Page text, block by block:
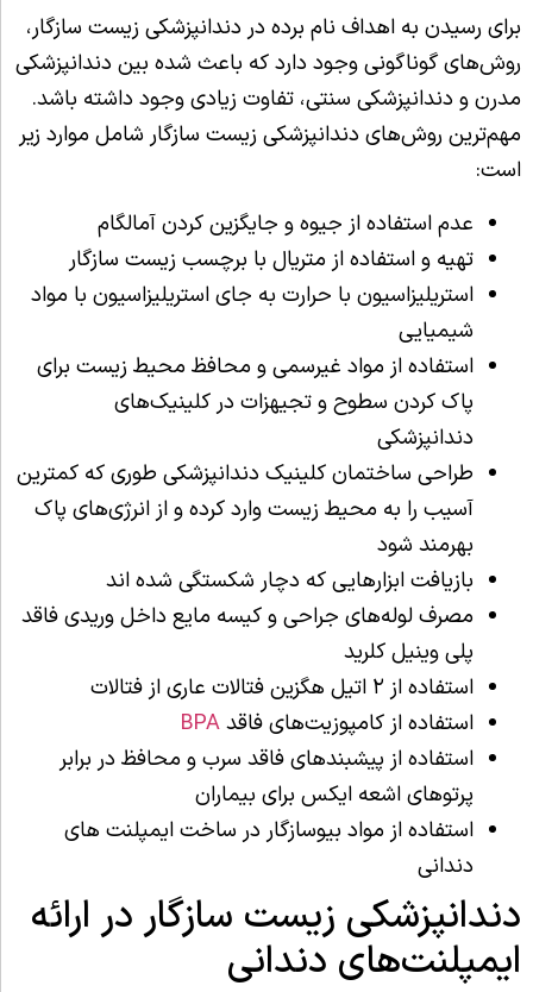
برای رسیدن به اهداف نام برده در دندانپزشکی زیست سازگار،
روش‌های گوناگونی وجود دارد که باعث شده بین دندانپزشکی
مدرن و دندانپزشکی سنتی، تفاوت زیادی وجود داشته باشد.
مهم‌ترین روش‌های دندانپزشکی زیست سازگار شامل موارد زیر
است:
عدم استفاده از جیوه و جایگزین کردن آمالگام
تهیه و استفاده از متریال با برچسب زیست سازگار
استریلیزاسیون با حرارت به جای استریلیزاسیون با مواد
شیمیایی
استفاده از مواد غیرسمی و محافظ محیط زیست برای
پاک کردن سطوح و تجیهزات در کلینیک‌های
دندانپزشکی
طراحی ساختمان کلینیک دندانپزشکی طوری که کمترین
آسیب را به محیط زیست وارد کرده و از انرژی‌های پاک
بهرمند شود
بازیافت ابزارهایی که دچار شکستگی شده اند
مصرف لوله‌های جراحی و کیسه مایع داخل وریدی فاقد
پلی وینیل کلرید
استفاده از ۲ اتیل هگزین فتالات عاری از فتالات
استفاده از کامپوزیت‌های فاقدBPA
استفاده از پیشبندهای فاقد سرب و محافظ در برابر
پرتوهای اشعه ایکس برای بیماران
استفاده از مواد بیوسازگار در ساخت ایمپلنت های
دندانی
دندانپزشکی زیست سازگار در ارائه
ایمپلنت‌های دندانی